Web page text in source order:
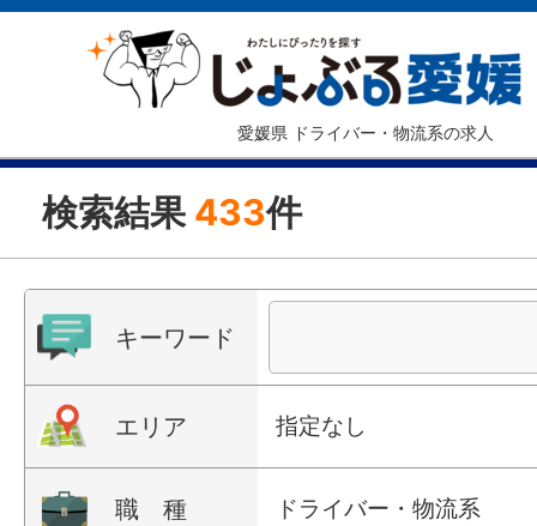
愛媛県 ドライバー・物流系の求人
検索結果 433件
キーワード
エリア 指定なし
職 種 ドライバー・物流系